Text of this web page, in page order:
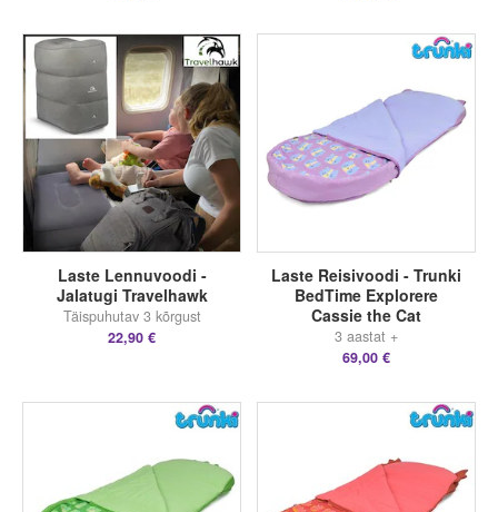
Laste Lennuvoodi -
Jalatugi Travelhawk
Täispuhutav 3 kõrgust
22,90 €
Laste Reisivoodi - Trunki
BedTime Explorere
Cassie the Cat
3 aastat +
69,00 €